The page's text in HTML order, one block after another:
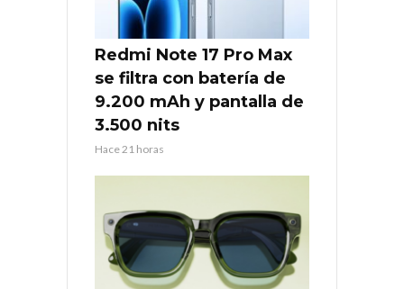
Redmi Note 17 Pro Max
se filtra con batería de
9.200 mAh y pantalla de
3.500 nits
Hace 21 horas